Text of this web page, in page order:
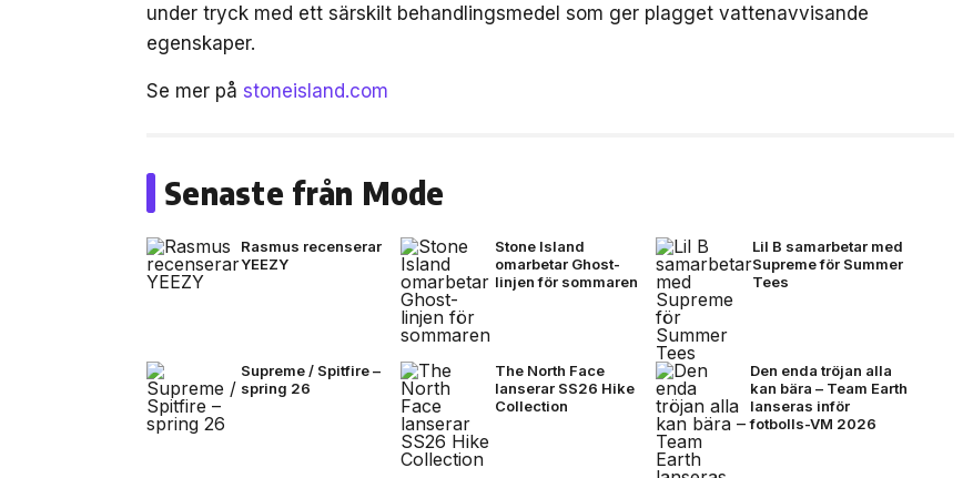
under tryck med ett särskilt behandlingsmedel som ger plagget vattenavvisande
egenskaper.
Se mer på stoneisland.com
Senaste från Mode
Rasmus recenserar
YEEZY
Stone Island
omarbetar Ghost-
linjen för sommaren
Lil B samarbetar med
Supreme för Summer
Tees
Supreme / Spitfire –
spring 26
The North Face
lanserar SS26 Hike
Collection
Den enda tröjan alla
kan bära – Team Earth
lanseras inför
fotbolls-VM 2026